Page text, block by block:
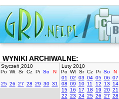
WYNIKI ARCHIWALNE:
Styczeń 2010
Po Wt Śr Cz Pi So N
25 26 27 28 29 30 31
Luty 2010
Po Wt Śr Cz Pi So
N
01
02 03 04 05 06 07
08 09 10 11 12 13
14
15 16 17 18 19 20 21
22 23 24 25 26 27 28